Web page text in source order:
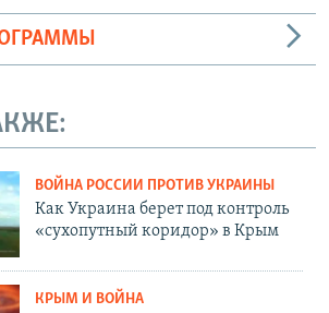
ВОЙНА РОССИИ ПРОТИВ УКРАИНЫ
Как Украина берет под контроль
«сухопутный коридор» в Крым
КРЫМ И ВОЙНА